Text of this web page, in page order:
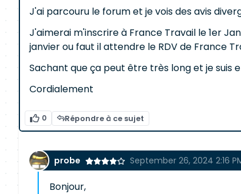
J'ai parcouru le forum et je vois des avis
J'aimerai m'inscrire à France Travail le 1er
janvier ou faut il attendre le RDV de France
Sachant que ça peut être très long et je suis
Cordialement
0 Répondre à ce sujet
probe September 26, 2024 2:16
Bonjour,